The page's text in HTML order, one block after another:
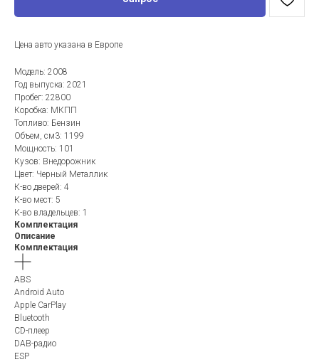
Цена авто указана в Европе
Модель: 2008
Год выпуска: 2021
Пробег: 22800
Коробка: МКПП
Топливо: Бензин
Объем, см3: 1199
Мощность: 101
Кузов: Внедорожник
Цвет: Черный Металлик
К-во дверей: 4
К-во мест: 5
К-во владельцев: 1
Комплектация
Описание
Комплектация
ABS
Android Auto
Apple CarPlay
Bluetooth
CD-плеер
DAB-радио
ESP